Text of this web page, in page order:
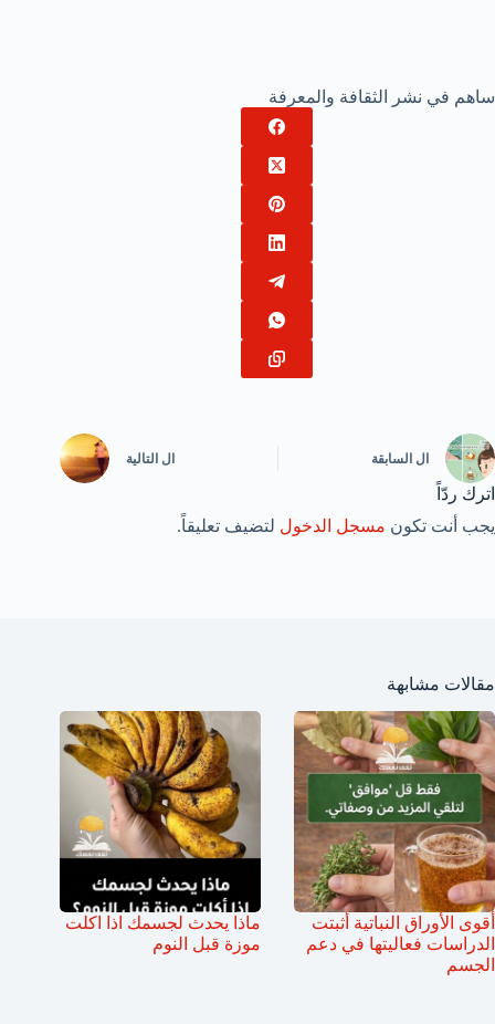
ساهم في نشر الثقافة والمعرفة
ال السابقة ال التالية
اترك ردّاً
يجب أنت تكون مسجل الدخول لتضيف تعليقاً.
مقالات مشابهة
أقوى الأوراق النباتية أثبتت
الدراسات فعاليتها في دعم
الجسم
ماذا يحدث لجسمك اذا اكلت
موزة قبل النوم